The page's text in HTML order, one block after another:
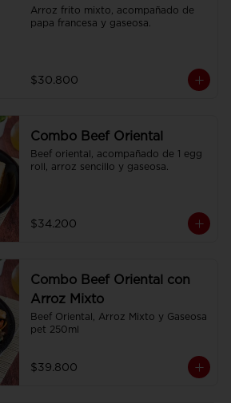
Arroz frito mixto, acompañado de
papa francesa y gaseosa.
$30.800
Combo Beef Oriental
Beef oriental, acompañado de 1 egg
roll, arroz sencillo y gaseosa.
$34.200
Combo Beef Oriental con
Arroz Mixto
Beef Oriental, Arroz Mixto y Gaseosa
pet 250ml
$39.800